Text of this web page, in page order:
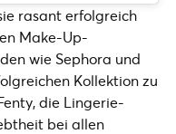
rasant erfolgreich
Make-Up-
wie Sephora und
Kollektion zu
die Lingerie-
bei allen